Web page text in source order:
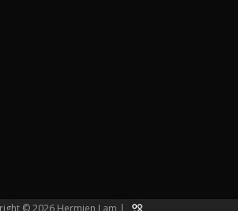
© 2026 Hermien Lam |